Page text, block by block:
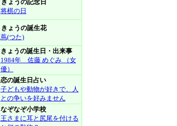
きょうの記念日
将棋の日
きょうの誕生花
蔦(つた)
きょうの誕生日・出来事
1984年 佐藤 めぐみ （女
優）
恋の誕生日占い
子どもや動物が好きで、人
との争いを好みません
なぞなぞ小学校
王さまに耳と尻尾を付ける